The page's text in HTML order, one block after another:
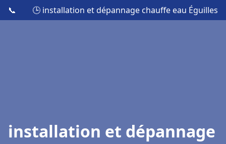
📞 🕒 installation et dépannage chauffe eau Éguilles
installation et dépannage